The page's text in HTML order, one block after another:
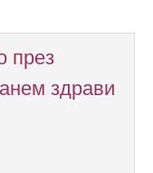
през
здрави